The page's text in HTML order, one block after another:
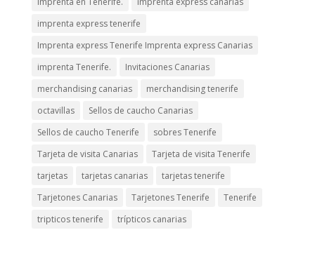
imprenta express tenerife
Imprenta express Tenerife Imprenta express Canarias
imprenta Tenerife.
Invitaciones Canarias
merchandising canarias
merchandising tenerife
octavillas
Sellos de caucho Canarias
Sellos de caucho Tenerife
sobres Tenerife
Tarjeta de visita Canarias
Tarjeta de visita Tenerife
tarjetas
tarjetas canarias
tarjetas tenerife
Tarjetones Canarias
Tarjetones Tenerife
Tenerife
tripticos tenerife
trípticos canarias